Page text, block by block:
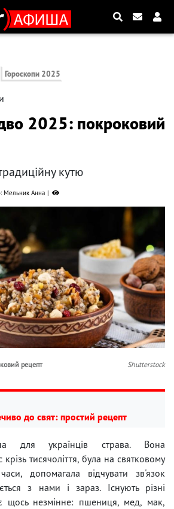
Гороскопи 2025
2025: покроковий
кутю
Мельник Анна
рецепт Shutterstock
до свят: простий рецепт
для українців страва. Вона
тисячоліття, була на святковому
допомагала відчувати зв'язок
з нами і зараз. Існують різні
є щось незмінне: пшениця, мед, мак,